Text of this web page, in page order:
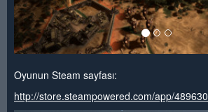
Oyunun Steam sayfası:
http://store.steampowered.com/app/489630